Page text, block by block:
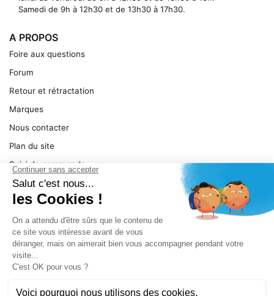
Samedi de 9h à 12h30 et de 13h30 à 17h30.
A PROPOS
Foire aux questions
Forum
Retour et rétractation
Marques
Nous contacter
Plan du site
Suivi de commande
Ma facture
Mentions légales
Conditions générales
SERVICE
Pièces détachées